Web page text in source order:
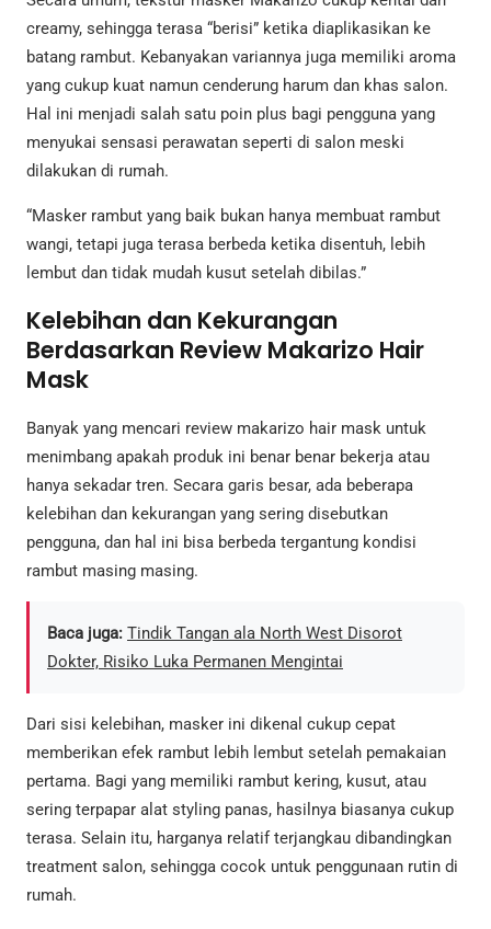
creamy, sehingga terasa “berisi” ketika diaplikasikan ke
batang rambut. Kebanyakan variannya juga memiliki aroma
yang cukup kuat namun cenderung harum dan khas salon.
Hal ini menjadi salah satu poin plus bagi pengguna yang
menyukai sensasi perawatan seperti di salon meski
dilakukan di rumah.
“Masker rambut yang baik bukan hanya membuat rambut
wangi, tetapi juga terasa berbeda ketika disentuh, lebih
lembut dan tidak mudah kusut setelah dibilas.”
Kelebihan dan Kekurangan
Berdasarkan Review Makarizo Hair
Mask
Banyak yang mencari review makarizo hair mask untuk
menimbang apakah produk ini benar benar bekerja atau
hanya sekadar tren. Secara garis besar, ada beberapa
kelebihan dan kekurangan yang sering disebutkan
pengguna, dan hal ini bisa berbeda tergantung kondisi
rambut masing masing.
Baca juga: Tindik Tangan ala North West Disorot
Dokter, Risiko Luka Permanen Mengintai
Dari sisi kelebihan, masker ini dikenal cukup cepat
memberikan efek rambut lebih lembut setelah pemakaian
pertama. Bagi yang memiliki rambut kering, kusut, atau
sering terpapar alat styling panas, hasilnya biasanya cukup
terasa. Selain itu, harganya relatif terjangkau dibandingkan
treatment salon, sehingga cocok untuk penggunaan rutin di
rumah.